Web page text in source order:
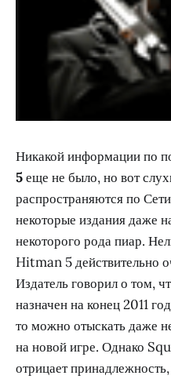
Никакой информации по
5еще не было, но вот
распространяются по
некоторые издания даже
некоторого рода пиар.
Hitman 5 действительно
Издатель говорил о том,
назначен на конец 2011
то можно отыскать даже
на новой игре. Однако
отрицает